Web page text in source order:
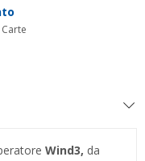
Wind3, da